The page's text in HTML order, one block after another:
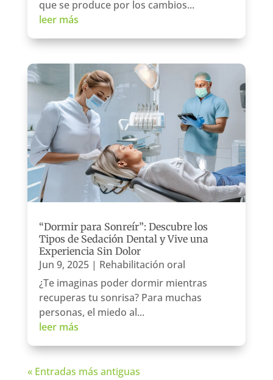
que se produce por los cambios...
leer más
“Dormir para Sonreír”: Descubre los
Tipos de Sedación Dental y Vive una
Experiencia Sin Dolor
Jun 9, 2025| Rehabilitación oral
¿Te imaginas poder dormir mientras
recuperas tu sonrisa? Para muchas
personas, el miedo al...
leer más
« Entradas más antiguas